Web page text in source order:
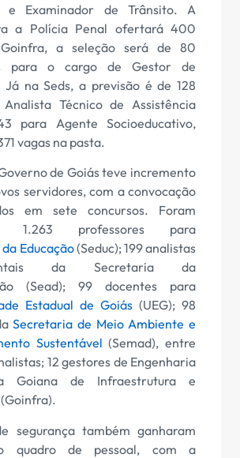
e Examinador de Trânsito. A
a Polícia Penal ofertará 400
a seleção será de 80
para o cargo de Gestor de
Já na Seds, a previsão é de 128
Técnico de Assistência
para Agente Socioeducativo,
vagas na pasta.
de Goiás teve incremento
servidores, com a convocação
em sete concursos. Foram
1.263 professores para
Educação(Seduc); 199 analistas
da Secretaria da
(Sead); 99 docentes para
Estadual de Goiás (UEG); 98
Secretaria de Meio Ambiente e
Sustentável (Semad), entre
12 gestores de Engenharia
Goiana de Infraestrutura e
segurança também ganharam
quadro de pessoal, com a